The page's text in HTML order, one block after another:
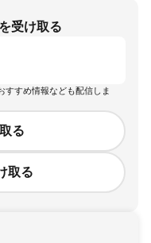
受け取る
すすめ情報なども配信しま
る
取る